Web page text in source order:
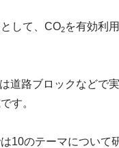
して、CO2を有効利
道路ブロックなどで
す。
10のテーマについて